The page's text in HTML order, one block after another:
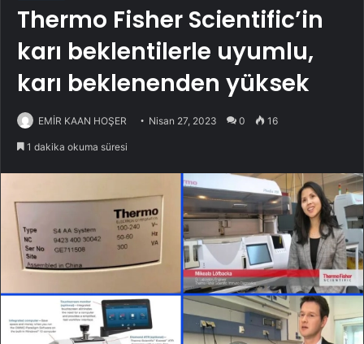
Thermo Fisher Scientific’in
karı beklentilerle uyumlu,
karı beklenenden yüksek
EMİR KAAN HOŞER Nisan 27, 2023 0 16
1 dakika okuma süresi